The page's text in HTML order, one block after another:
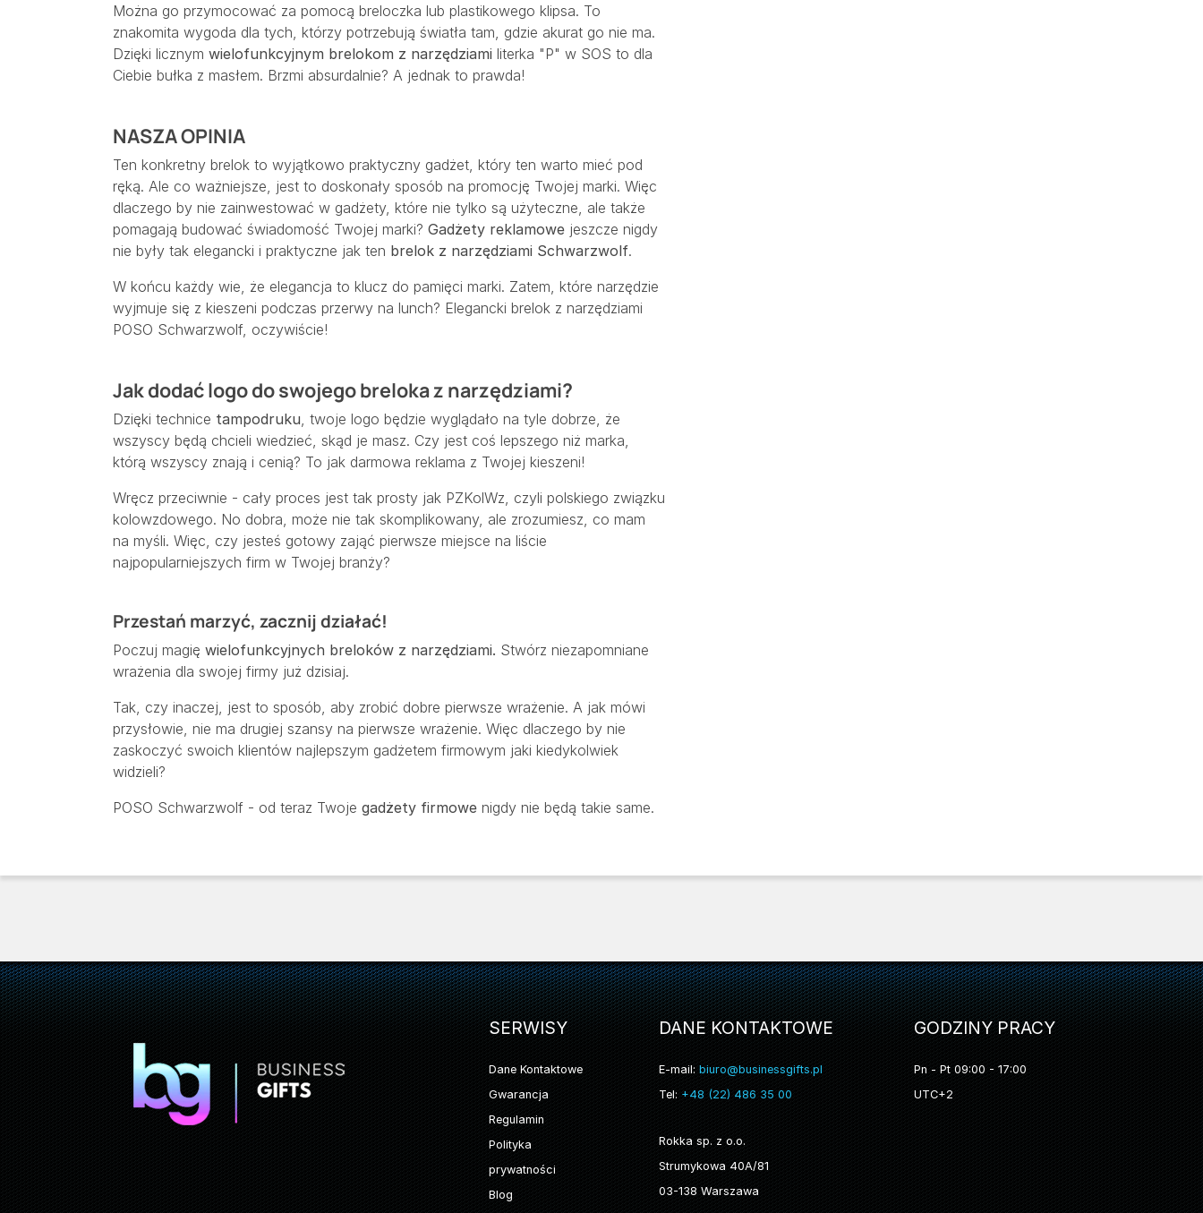
Można go przymocować za pomocą breloczka lub plastikowego klipsa. To
znakomita wygoda dla tych, którzy potrzebują światła tam, gdzie akurat go nie ma.
Dzięki licznym wielofunkcyjnym brelokom z narzędziami literka "P" w SOS to dla
Ciebie bułka z masłem. Brzmi absurdalnie? A jednak to prawda!
NASZA OPINIA
Ten konkretny brelok to wyjątkowo praktyczny gadżet, który ten warto mieć pod
ręką. Ale co ważniejsze, jest to doskonały sposób na promocję Twojej marki. Więc
dlaczego by nie zainwestować w gadżety, które nie tylko są użyteczne, ale także
pomagają budować świadomość Twojej marki? Gadżety reklamowe jeszcze nigdy
nie były tak elegancki i praktyczne jak ten brelok z narzędziami Schwarzwolf.
W końcu każdy wie, że elegancja to klucz do pamięci marki. Zatem, które narzędzie
wyjmuje się z kieszeni podczas przerwy na lunch? Elegancki brelok z narzędziami
POSO Schwarzwolf, oczywiście!
Jak dodać logo do swojego breloka z narzędziami?
Dzięki technice tampodruku, twoje logo będzie wyglądało na tyle dobrze, że
wszyscy będą chcieli wiedzieć, skąd je masz. Czy jest coś lepszego niż marka,
którą wszyscy znają i cenią? To jak darmowa reklama z Twojej kieszeni!
Wręcz przeciwnie - cały proces jest tak prosty jak PZKolWz, czyli polskiego związku
kolowzdowego. No dobra, może nie tak skomplikowany, ale zrozumiesz, co mam
na myśli. Więc, czy jesteś gotowy zająć pierwsze miejsce na liście
najpopularniejszych firm w Twojej branży?
Przestań marzyć, zacznij działać!
Poczuj magię wielofunkcyjnych breloków z narzędziami. Stwórz niezapomniane
wrażenia dla swojej firmy już dzisiaj.
Tak, czy inaczej, jest to sposób, aby zrobić dobre pierwsze wrażenie. A jak mówi
przysłowie, nie ma drugiej szansy na pierwsze wrażenie. Więc dlaczego by nie
zaskoczyć swoich klientów najlepszym gadżetem firmowym jaki kiedykolwiek
widzieli?
POSO Schwarzwolf - od teraz Twoje gadżety firmowe nigdy nie będą takie same.
SERWISY
Dane Kontaktowe
Gwarancja
Regulamin
Polityka
prywatności
Blog
DANE KONTAKTOWE
E-mail: biuro@businessgifts.pl
Tel: +48 (22) 486 35 00
Rokka sp. z o.o.
Strumykowa 40A/81
03-138 Warszawa
GODZINY PRACY
Pn - Pt 09:00 - 17:00
UTC+2